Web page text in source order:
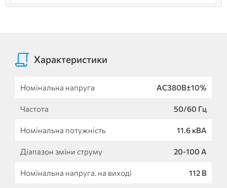
Характеристики
Номінальна напруга AC380B±10%
Частота 50/60 Гц
Номінальна потужність 11.6 кВА
Діапазон зміни струму 20-100 A
Номінальна напруга. на виході 112 B